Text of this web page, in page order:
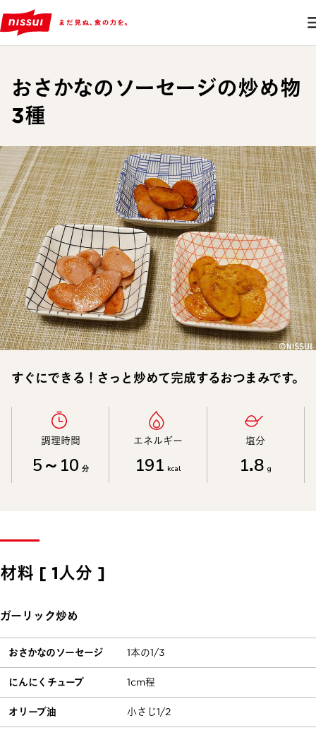
おさかなのソーセージの炒め物
3種
すぐにできる！さっと炒めて完成するおつまみです。
調理時間​
5～10 分
エネルギー​
191 kcal
塩分​
1.8 g
材料 [ 1人分 ]
ガーリック炒め
おさかなのソーセージ 1本の1/3
にんにくチューブ 1cm程
オリーブ油 小さじ1/2